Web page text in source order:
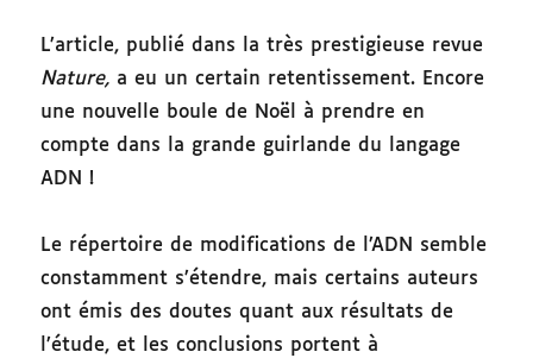
L’article, publié dans la très prestigieuse revue
Nature, a eu un certain retentissement. Encore
une nouvelle boule de Noël à prendre en
compte dans la grande guirlande du langage
ADN !
Le répertoire de modifications de l’ADN semble
constamment s’étendre, mais certains auteurs
ont émis des doutes quant aux résultats de
l’étude, et les conclusions portent à